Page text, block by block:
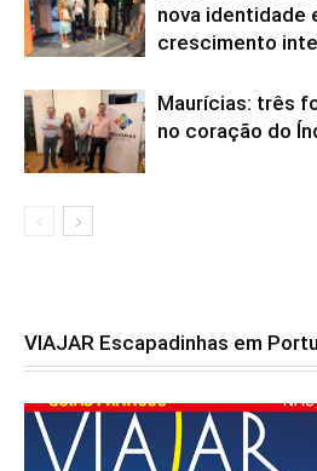
nova identidade
crescimento
Maurícias: três
no coração do
VIAJAR Escapadinhas em